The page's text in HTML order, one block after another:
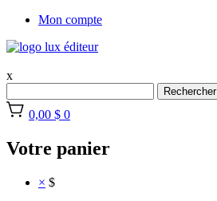
Mon compte
x
Rechercher
0,00 $ 0
Votre panier
× $